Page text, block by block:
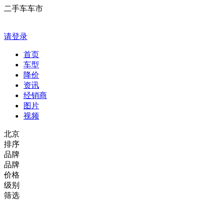
二手车车市
请登录
首页
车型
降价
资讯
经销商
图片
视频
北京
排序
品牌
品牌
价格
级别
筛选